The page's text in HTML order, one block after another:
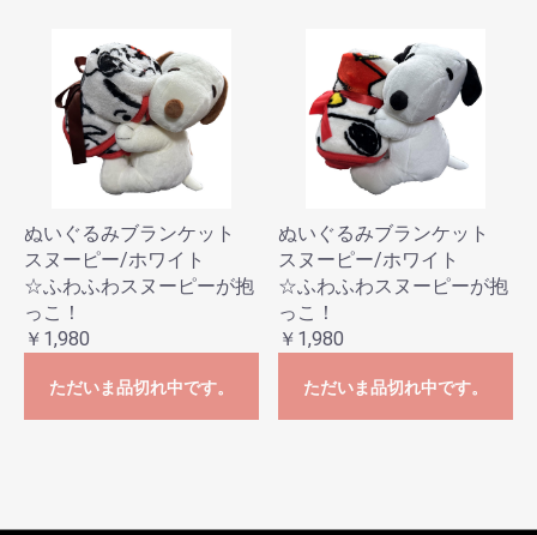
ぬいぐるみブランケット
スヌーピー/ホワイト
☆ふわふわスヌーピーが抱
っこ！
￥1,980
ただいま品切れ中です。
ぬいぐるみブランケット
スヌーピー/ホワイト
☆ふわふわスヌーピーが抱
っこ！
￥1,980
ただいま品切れ中です。